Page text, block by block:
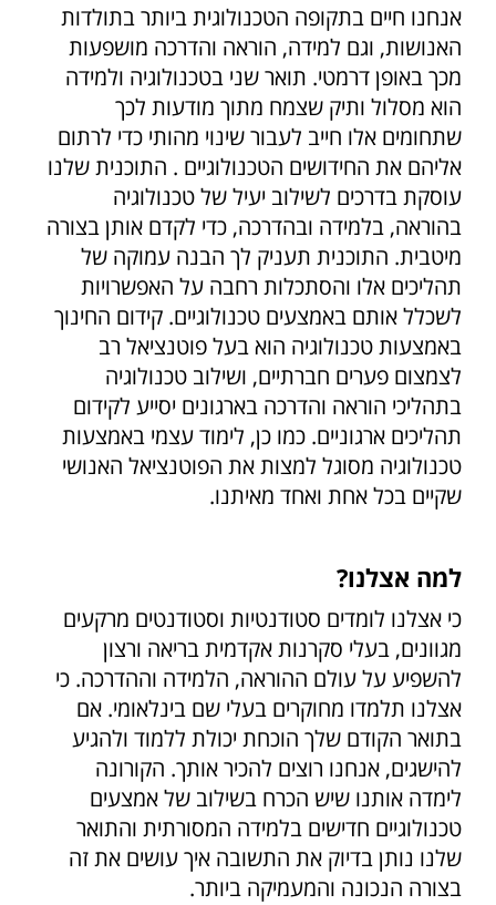
אנחנו חיים בתקופה הטכנולוגית ביותר בתולדות
האנושות, וגם למידה, הוראה והדרכה מושפעות
מכך באופן דרמטי. תואר שני בטכנולוגיה ולמידה
הוא מסלול ותיק שצמח מתוך מודעות לכך
שתחומים אלו חייב לעבור שינוי מהותי כדי לרתום
אליהם את החידושים הטכנולוגיים . התוכנית שלנו
עוסקת בדרכים לשילוב יעיל של טכנולוגיה
בהוראה, בלמידה ובהדרכה, כדי לקדם אותן בצורה
מיטבית. התוכנית תעניק לך הבנה עמוקה של
תהליכים אלו והסתכלות רחבה על האפשרויות
לשכלל אותם באמצעים טכנולוגיים. קידום החינוך
באמצעות טכנולוגיה הוא בעל פוטנציאל רב
לצמצום פערים חברתיים, ושילוב טכנולוגיה
בתהליכי הוראה והדרכה בארגונים יסייע לקידום
תהליכים ארגוניים. כמו כן, לימוד עצמי באמצעות
טכנולוגיה מסוגל למצות את הפוטנציאל האנושי
שקיים בכל אחת ואחד מאיתנו.
למה אצלנו?
כי אצלנו לומדים סטודנטיות וסטודנטים מרקעים
מגוונים, בעלי סקרנות אקדמית בריאה ורצון
להשפיע על עולם ההוראה, הלמידה וההדרכה. כי
אצלנו תלמדו מחוקרים בעלי שם בינלאומי. אם
בתואר הקודם שלך הוכחת יכולת ללמוד ולהגיע
להישגים, אנחנו רוצים להכיר אותך. הקורונה
לימדה אותנו שיש הכרח בשילוב של אמצעים
טכנולוגיים חדישים בלמידה המסורתית והתואר
שלנו נותן בדיוק את התשובה איך עושים את זה
בצורה הנכונה והמעמיקה ביותר.